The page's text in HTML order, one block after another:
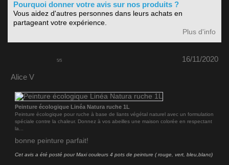
Pourquoi donner votre avis sur nos produits ?
Vous aidez d'autres personnes dans leurs achats en
partageant votre expérience.
Plus d'info
5/5 16/11/2020
Alice V
Peinture écologique Linéa Natura ruche 1L
Peinture écologique pour ruche à base de liants végétal naturel avec un formulation
spéciale contre la chaleur. Donnez à vos abeilles une maison colorée en respectant
la...
bonne peinture parfait!
Cet avis a été posté pourMaxi couleurs 4 pots de peinture ( rouge, vert, bleu,blanc)